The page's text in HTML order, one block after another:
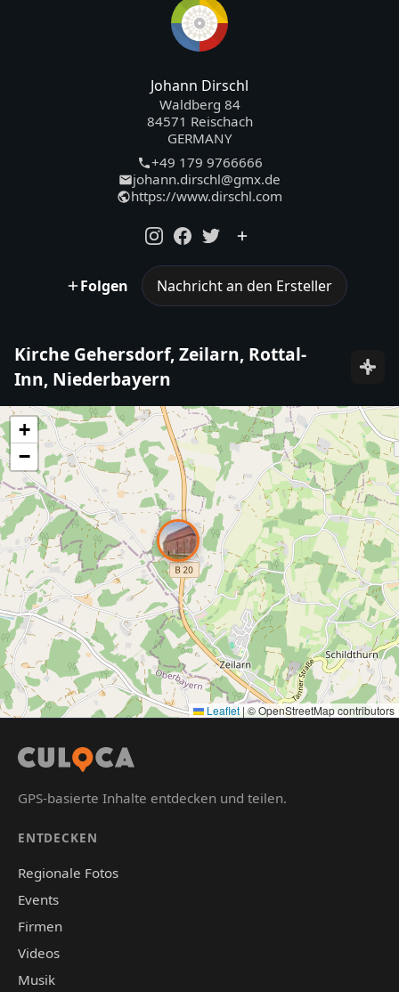
Johann Dirschl
Waldberg 84
84571 Reischach
GERMANY
+49 179 9766666
johann.dirschl@gmx.de
https://www.dirschl.com
Folgen Nachricht an den Ersteller
Kirche Gehersdorf, Zeilarn, Rottal-
Inn, Niederbayern
+
−
Leaflet | © OpenStreetMap contributors
GPS-basierte Inhalte entdecken und teilen.
ENTDECKEN
Regionale Fotos
Events
Firmen
Videos
Musik